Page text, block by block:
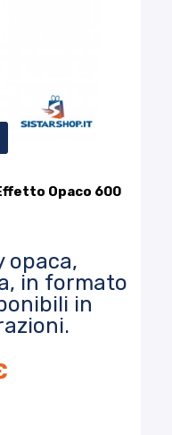
Opaco 600
opaca,
in formato
in